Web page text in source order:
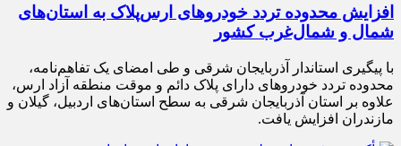
افزایش محدوده تردد خودروهای ارس‌پلاک به استان‌های
شمال و شمال‌غرب کشور
با پیگیری استاندار آذربایجان شرقی و طی امضای یک تفاهم‌نامه،
محدوده تردد خودروهای دارای پلاک دائم و موقت منطقه آزاد ارس،
علاوه بر استان آذربایجان شرقی به سطح استان‌های اردبیل، گیلان و
مازندران افزایش یافت.